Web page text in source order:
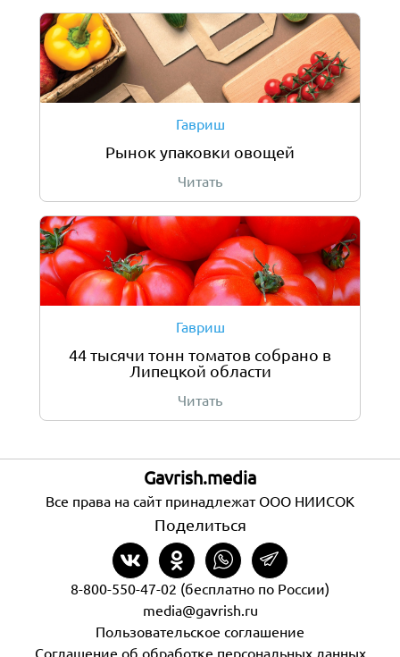
Гавриш
Рынок упаковки овощей
Читать
Гавриш
44 тысячи тонн томатов собрано в
Липецкой области
Читать
Gavrish.media
Все права на сайт принадлежат ООО НИИСОК
Поделиться
8-800-550-47-02 (бесплатно по России)
media@gavrish.ru
Пользовательское соглашение
Соглашение об обработке персональных данных